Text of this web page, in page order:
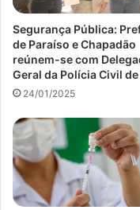
Segurança Pública:
de Paraíso e Chapadão
reúnem-se com
Geral da Polícia Civil de
24/01/2025